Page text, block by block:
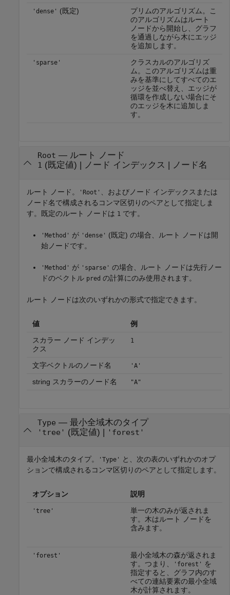
'dense' (既定)
プリムのアルゴリズム。こ
のアルゴリズムはルート
ノードから開始し、グラフ
を通過しながら木にエッジ
を追加します。
'sparse'
クラスカルのアルゴリズ
ム。このアルゴリズムは重
みを基準にしてすべてのエ
ッジを並べ替え、エッジが
循環を作成しない場合にそ
のエッジを木に追加しま
す。
Root — ルート ノード
1 (既定値) | ノード インデックス | ノード名
ルート ノード。 'Root'
、およびノード インデックスまたは
ノード名で構成されるコンマ区切りのペアとして指定しま
す。既定のルート ノードは 1 です。
'Method' が 'dense' (既定) の場合、ルート ノードは開
始ノードです。
'Method' が 'sparse' の場合、ルート ノードは先行ノー
ドのベクトル pred の計算にのみ使用されます。
ルート ノードは次のいずれかの形式で指定できます。
値
例
スカラー ノード インデッ
クス
1
文字ベクトルのノード名 'A'
string スカラーのノード名 "A"
Type — 最小全域木のタイプ
'tree' (既定値) | 'forest'
最小全域木のタイプ。 'Type'
と、次の表のいずれかのオプ
ションで構成されるコンマ区切りのペアとして指定します。
オプション 説明
'tree'
単一の木のみが返されま
す。木はルート ノードを
含みます。
'forest'
最小全域木の森が返されま
す。つまり、
'forest'
を
指定すると、グラフ内のす
べての連結要素の最小全域
木が計算されます。